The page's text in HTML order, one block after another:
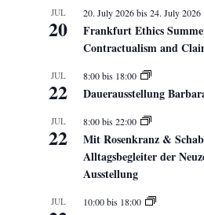
JUL
20
20. July 2026bis24. July 2026
Frankfurt Ethics
Contractualism and
JUL
22
8:00bis 18:00
Dauerausstellung
JUL
22
8:00bis22:00
Mit Rosenkranz &
Alltagsbegleiter der
Ausstellung
JUL 10:00bis 18:00